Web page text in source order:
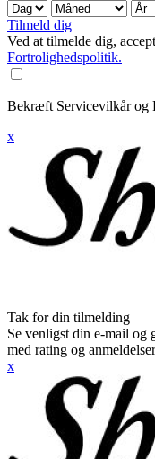
Tilmeld dig
Ved at tilmelde dig,
Fortrolighedspolitik.
Bekræft Servicevilkår og
x
Tak for din tilmelding
Se venligst din e-mail og
med rating og
x